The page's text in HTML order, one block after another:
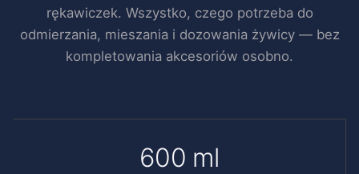
rękawiczek. Wszystko, czego potrzeba do
odmierzania, mieszania i dozowania żywicy — bez
kompletowania akcesoriów osobno.
600 ml